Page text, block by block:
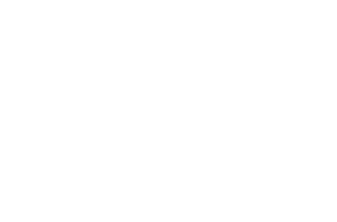
Rentner
für einen gesetzlich krankenversicherten Bezieher
Versicherte vor Vollendung der Regelaltersgrenze lautet